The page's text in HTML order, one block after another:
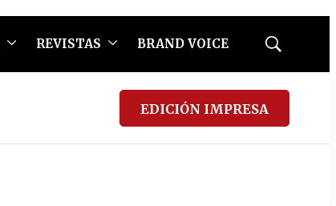
REVISTAS BRAND VOICE
Mostrar
EDICIÓN IMPRESA